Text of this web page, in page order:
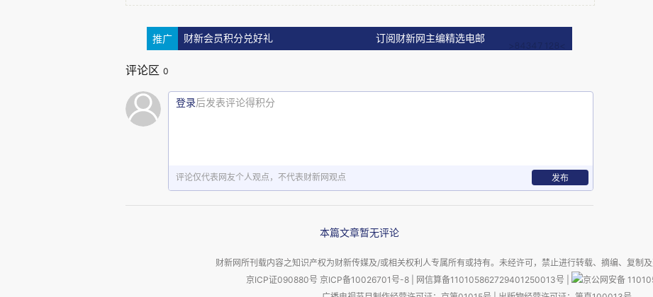
推广 财新会员积分兑好礼 订阅财新网主编精选电邮
评论区 0
登录后发表评论得积分
评论仅代表网友个人观点，不代表财新网观点 发布
本篇文章暂无评论
财新网所刊载内容之知识产权为财新传媒及/或相关权利人专属所有或持有。未经许可，禁止进行转载、摘编、复制及
京ICP证090880号 京ICP备10026701号-8 网信算备110105862729401250013号
京公网安备